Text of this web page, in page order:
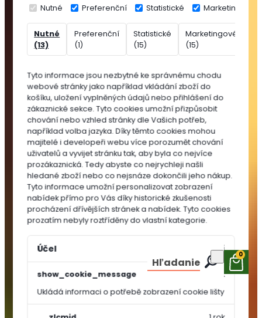
Nutné Preferenční Statistické Marketingové
Nutné
(13)
Preferenční
(1)
Statistické
(15)
Marketingové
(15)
Tyto informace jsou nezbytné ke správnému chodu
webové stránky jako například vkládání zboží do
košíku, uložení vyplněných údajů nebo přihlášení do
zákaznické sekce. Tyto cookies umožní přizpůsobit
chování nebo vzhled stránky dle Vašich potřeb,
například volba jazyka. Díky těmto cookies mohou
majitelé i developeři webu více porozumět chování
uživatelů a vyvijet stránku tak, aby byla co nejvíce
prozákaznická. Tedy abyste co nejrychleji našli
hledané zboží nebo co nejsnáze dokončili jeho nákup.
Tyto informace umožní personalizovat zobrazení
nabídek přímo pro Vás díky historické zkušenosti
procházení dřívějších stránek a nabídek. Tyto cookies
prozatím nebyly roztříděny do vlastní kategorie.
Účel Vypršení
show_cookie_message
Ukládá informaci o potřebě zobrazení cookie lišty
1 rok
Speciální
substráty
Rašelina
Přísady
substrátů
MULČOVACÍ
KŮRA
SEMÍNKA
Hľadanie
0